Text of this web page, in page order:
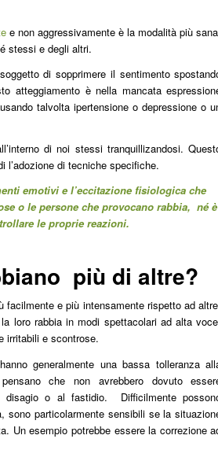
e non aggressivamente è la modalità più sana
stessi e degli altri.
di sopprimere il sentimento
atteggiamento è nella mancata
talvolta ipertensione o depressione o
di noi stessi tranquillizandosi.
l’adozione di tecniche specifiche.
emotivi e l’eccitazione fisiologica che
o le persone che provocano rabbia, né è
le proprie reazioni.
più di altre?
facilmente e più intensamente rispetto ad
loro rabbia in modi spettacolari ad alta
irritabili e scontrose.
generalmente una bassa tolleranza
che non avrebbero dovuto
disagio o al fastidio. Difficilmente
sono particolarmente sensibili se la
Un esempio potrebbe essere la correzione